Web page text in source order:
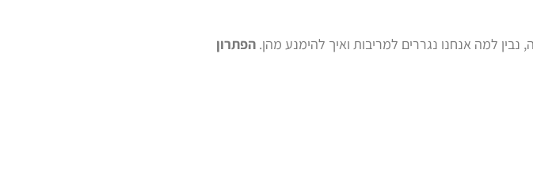
למה אנחנו נגררים למריבות ואיך להימנע מהן. הפתרון